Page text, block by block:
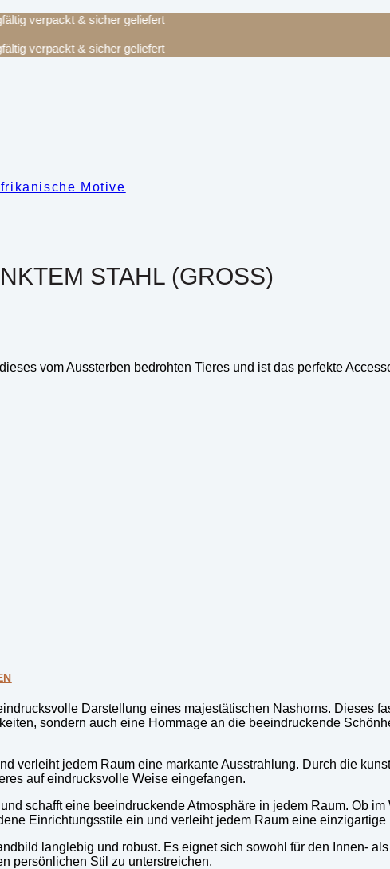
verpackt & sicher geliefert
verpackt & sicher geliefert
Motive
STAHL (GROSS)
vom Aussterben bedrohten Tieres und ist das perfekte
Darstellung eines majestätischen Nashorns. Dieses
sondern auch eine Hommage an die beeindruckende
verleiht jedem Raum eine markante Ausstrahlung. Durch die
auf eindrucksvolle Weise eingefangen.
schafft eine beeindruckende Atmosphäre in jedem Raum. Ob im
Einrichtungsstile ein und verleiht jedem Raum eine einzigartige
langlebig und robust. Es eignet sich sowohl für den Innen-
persönlichen Stil zu unterstreichen.